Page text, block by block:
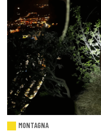
MONTAGNA